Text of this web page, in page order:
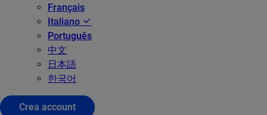
Français
Italiano
Português
中文
日本語
한국어
Crea account